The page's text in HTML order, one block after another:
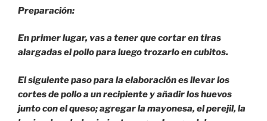
Preparación:
En primer lugar, vas a tener que cortar en tiras
alargadas el pollo para luego trozarlo en cubitos.
El siguiente paso para la elaboración es llevar los
cortes de pollo a un recipiente y añadir los huevos
junto con el queso; agregar la mayonesa, el perejil, la